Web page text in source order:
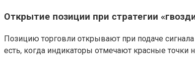
Открытие позиции при стратегии
Позицию торговли открывают при подаче
есть, когда индикаторы отмечают красные точки